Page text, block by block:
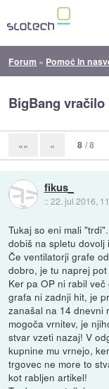
Forum » Pomoč in
BigBang vračilo
«« « 8 / 8
fikus_
::22. jul 2016,
Tukaj so eni mali
dobiš na spletu
Če ventilatorji grafe
dobro, je tu naprej
Ker pa OP ni rabil
grafa ni zadnji hit, je
zanašal na 14 dnevni
mogoča vrnitev, je
stvar vzeti nazaj! V
kupnine mu vrnejo,
trgovec ne more to
kot rabljen artikel!